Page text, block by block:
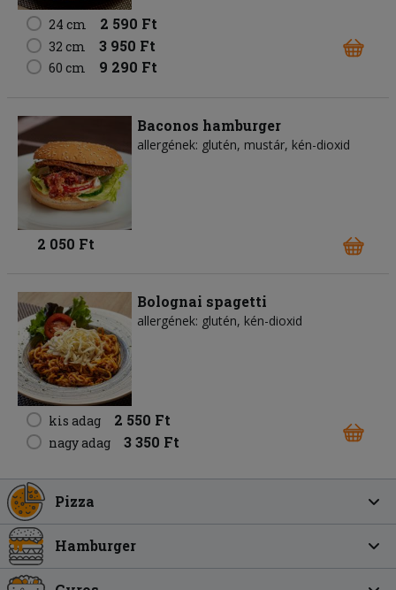
24 cm 2 590 Ft
32 cm 3 950 Ft
60 cm 9 290 Ft
Baconos hamburger
allergének: glutén, mustár, kén-dioxid
2 050 Ft
Bolognai spagetti
allergének: glutén, kén-dioxid
kis adag 2 550 Ft
nagy adag 3 350 Ft
Pizza
Hamburger